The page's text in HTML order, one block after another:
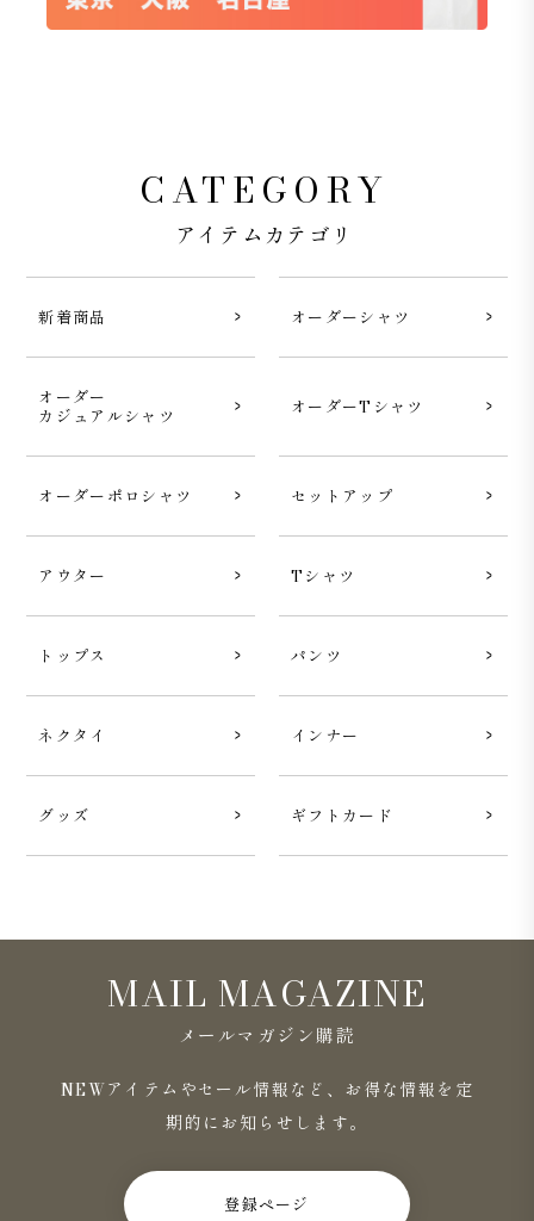
CATEGORY
アイテムカテゴリ
新着商品 オーダーシャツ
オーダー
カジュアルシャツ
オーダーTシャツ
オーダーポロシャツ セットアップ
アウター Tシャツ
トップス パンツ
ネクタイ インナー
グッズ ギフトカード
MAIL MAGAZINE
メールマガジン購読
NEWアイテムやセール情報など、お得な情報を定
期的にお知らせします。
登録ページ